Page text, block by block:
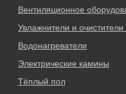
Вентиляционное
Увлажнители и очистители
Водонагреватели
Электрические камины
Тёплый пол